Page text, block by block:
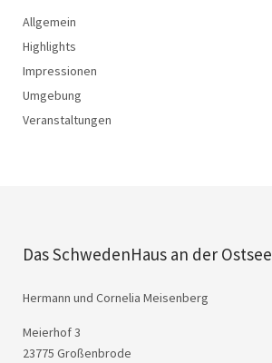
Allgemein
Highlights
Impressionen
Umgebung
Veranstaltungen
Das SchwedenHaus an der Ostsee
Hermann und Cornelia Meisenberg
Meierhof 3
23775 Großenbrode